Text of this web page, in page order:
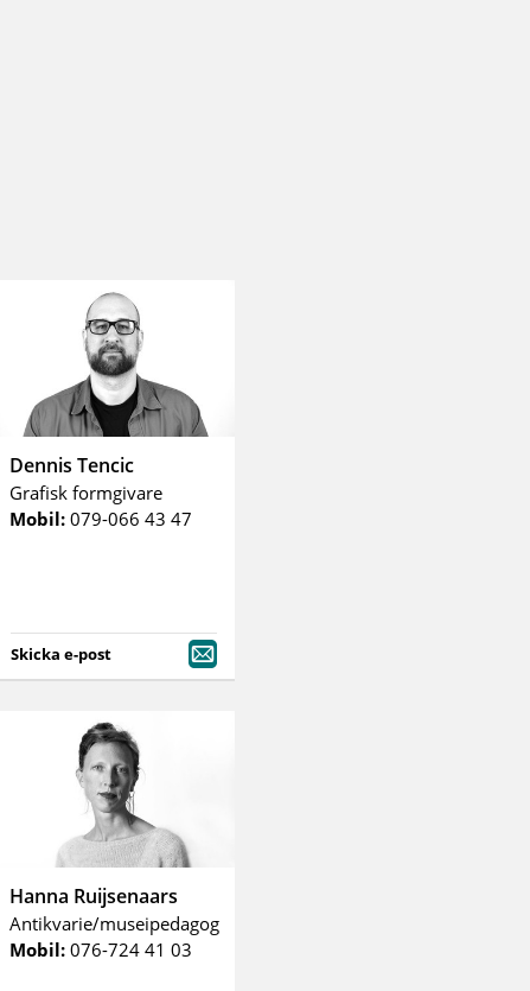
Dennis Tencic
Grafisk formgivare
Mobil: 079-066 43 47
Skicka e-post
Hanna Ruijsenaars
Antikvarie/museipedagog
Mobil: 076-724 41 03